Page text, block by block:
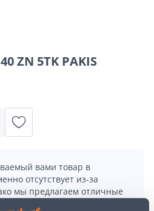
ZN 5TK PAKIS
вами товар в
отсутствует из-за
мы предлагаем отличные